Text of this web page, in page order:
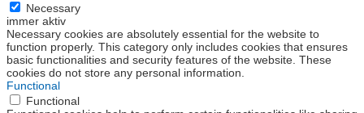
Necessary
immer aktiv
Necessary cookies are absolutely essential for the website to
function properly. This category only includes cookies that ensures
basic functionalities and security features of the website. These
cookies do not store any personal information.
Functional
Functional